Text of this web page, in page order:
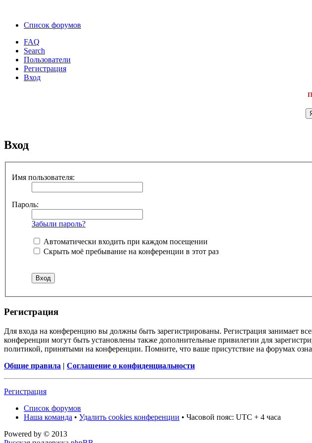
Список форумов
FAQ
Search
Пользователи
Регистрация
Вход
Вход
Имя пользователя:
Пароль:
Забыли пароль?
Автоматически входить при каждом посещении
Скрыть моё пребывание на конференции в этот раз
Регистрация
Для входа на конференцию вы должны быть зарегистрированы. Регистрация занимает
конференции могут быть установлены также дополнительные привилегии для
политикой, принятыми на конференции. Помните, что ваше присутствие на форумах
Общие правила | Соглашение о конфиденциальности
Регистрация
Список форумов
Наша команда • Удалить cookies конференции • Часовой пояс: UTC + 4 часа
Powered by © 2013